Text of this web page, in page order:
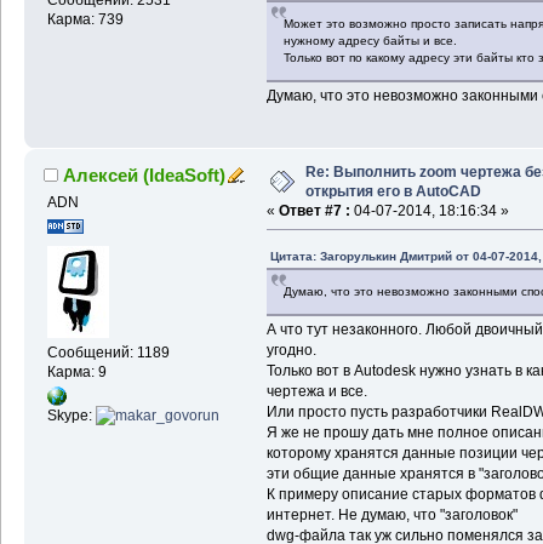
Карма: 739
Может это возможно просто записать
нужному адресу байты и все.
Только вот по какому адресу эти байты
Думаю, что это невозможно
Алексей (IdeaSoft)
ADN
Сообщений: 1189
Карма: 9
Skype:
Re: Выполнить zoom чертежа
открытия его в AutoCAD
« Ответ #7 : 04-07-2014, 18:16:34 »
Цитата: Загорулькин Дмитрий от 04-07-
Думаю, что это невозможно законными
А что тут незаконного. Любой
угодно.
Только вот в Autodesk нужно узнать в
чертежа и все.
Или просто пусть разработчики
Я же не прошу дать мне полное
которому хранятся данные позиции
эти общие данные хранятся в
К примеру описание старых форматов
интернет. Не думаю, что "заголовок"
dwg-файла так уж сильно поменялся